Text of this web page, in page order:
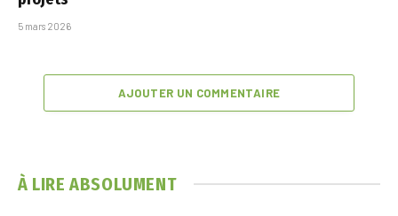
5 mars 2026
AJOUTER UN COMMENTAIRE
À LIRE ABSOLUMENT